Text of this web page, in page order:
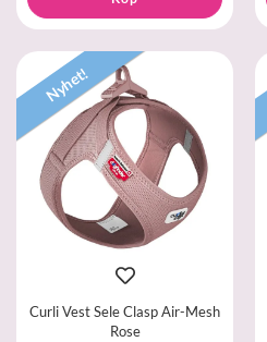
Nyhet!
Curli Vest Sele Clasp Air-Mesh
Rose